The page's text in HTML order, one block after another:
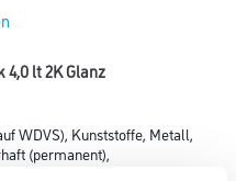
4,0 lt 2K Glanz
WDVS), Kunststoffe, Metall,
(permanent),